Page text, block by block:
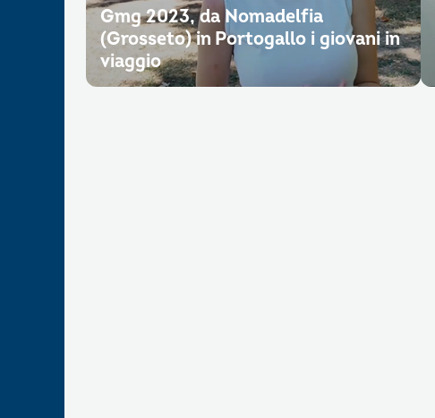
Gmg 2023, da Nomadelfia
(Grosseto) in Portogallo i giovani in
viaggio